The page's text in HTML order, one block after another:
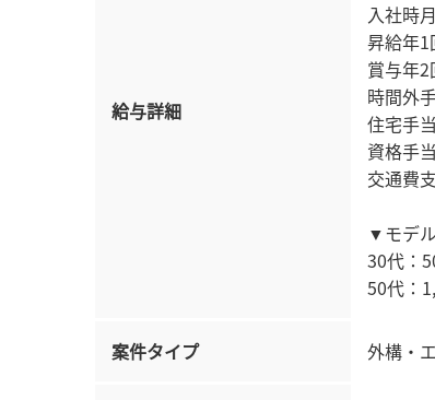
給与詳細
入社時
昇給年1
賞与年2
時間外
住宅手
資格手
交通費
▼モデ
30代：
50代：
案件タイプ 外構・